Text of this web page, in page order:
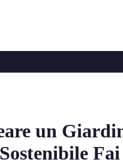
un
Fai